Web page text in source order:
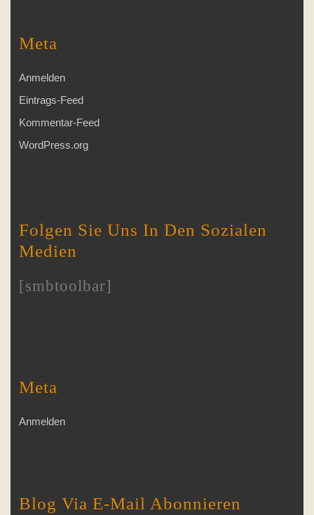
Meta
Anmelden
Eintrags-Feed
Kommentar-Feed
WordPress.org
Folgen Sie Uns In Den Sozialen
Medien
[smbtoolbar]
Meta
Anmelden
Blog Via E-Mail Abonnieren